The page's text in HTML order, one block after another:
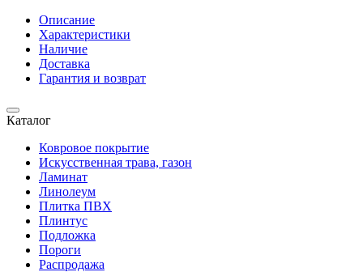
Описание
Характеристики
Наличие
Доставка
Гарантия и возврат
Каталог
Ковровое покрытие
Искусственная трава, газон
Ламинат
Линолеум
Плитка ПВХ
Плинтус
Подложка
Пороги
Распродажа